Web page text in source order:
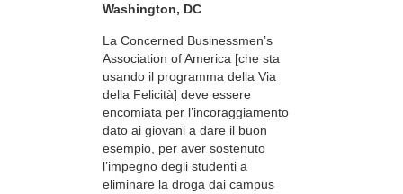
Washington, DC
La Concerned Businessmen’s
Association of America [che sta
usando il programma della Via
della Felicità] deve essere
encomiata per l’incoraggiamento
dato ai giovani a dare il buon
esempio, per aver sostenuto
l’impegno degli studenti a
eliminare la droga dai campus